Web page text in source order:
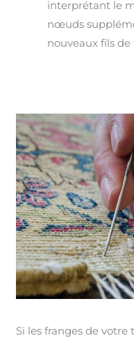
interprétant le
nœuds
nouveaux fils
Si les franges de